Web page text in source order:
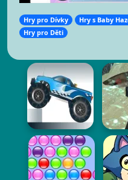
Hry pro Dívky Hry s Baby
Hry pro Děti